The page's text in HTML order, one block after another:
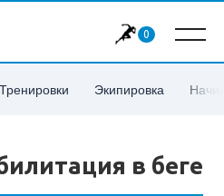
0
Тренировки Экипировка
в беге